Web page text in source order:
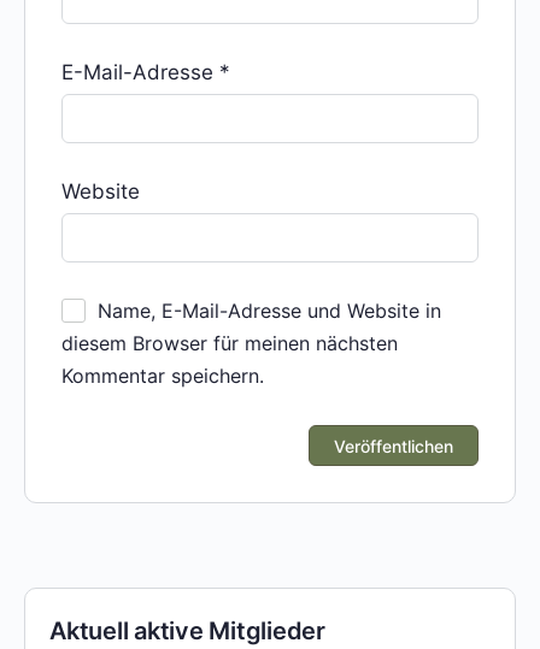
E-Mail-Adresse *
Website
Name, E-Mail-Adresse und Website in
diesem Browser für meinen nächsten
Kommentar speichern.
Aktuell aktive Mitglieder